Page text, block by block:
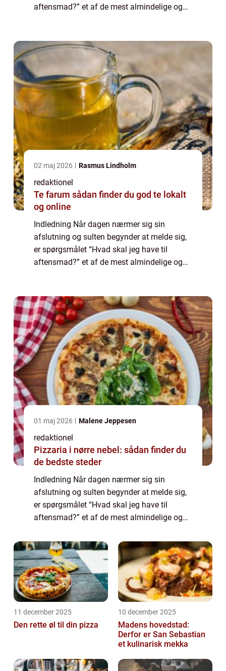
aftensmad?” et af de mest almindelige og
02 maj 2026 Rasmus Lindholm
redaktionel
Te farum sådan finder du god te lokalt
og online
Indledning Når dagen nærmer sig sin
afslutning og sulten begynder at melde sig,
er spørgsmålet “Hvad skal jeg have til
aftensmad?” et af de mest almindelige og
01 maj 2026 Malene Jeppesen
redaktionel
Pizzaria i nørre nebel: sådan finder du
de bedste steder
Indledning Når dagen nærmer sig sin
afslutning og sulten begynder at melde sig,
er spørgsmålet “Hvad skal jeg have til
aftensmad?” et af de mest almindelige og
en erfaren kok eller en amatør ...
11 december 2025
Den rette øl til din pizza
10 december 2025
Madens hovedstad:
Derfor er San Sebastian
et kulinarisk mekka